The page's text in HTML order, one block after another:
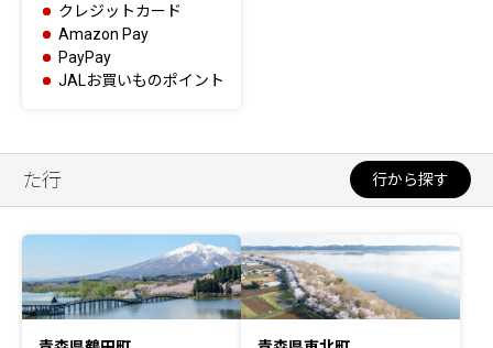
クレジットカード
Amazon Pay
PayPay
JALお買いものポイント
た行 行から探す